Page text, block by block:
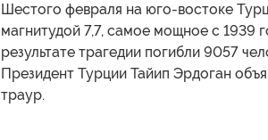
Шестого февраля на юго-востоке
магнитудой 7,7, самое мощное с 1939
результате трагедии погибли 9057
Президент Турции Тайип Эрдоган
траур.